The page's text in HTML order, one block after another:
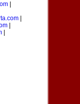
|
|
|